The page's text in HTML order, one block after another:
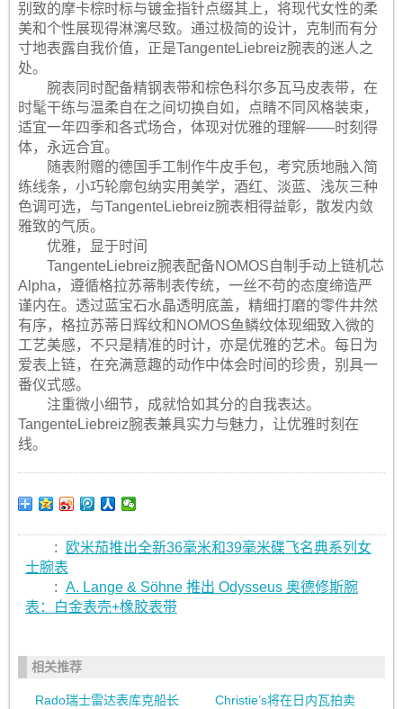
别致的摩卡棕时标与镀金指针点缀其上，将现代女性的柔
美和个性展现得淋漓尽致。通过极简的设计，克制而有分
寸地表露自我价值，正是TangenteLiebreiz腕表的迷人之
处。
腕表同时配备精钢表带和棕色科尔多瓦马皮表带，在
时髦干练与温柔自在之间切换自如，点睛不同风格装束，
适宜一年四季和各式场合，体现对优雅的理解——时刻得
体，永远合宜。
随表附赠的德国手工制作牛皮手包，考究质地融入简
练线条，小巧轮廓包纳实用美学，酒红、淡蓝、浅灰三种
色调可选，与TangenteLiebreiz腕表相得益彰，散发内敛
雅致的气质。
优雅，显于时间
TangenteLiebreiz腕表配备NOMOS自制手动上链机芯
Alpha，遵循格拉苏蒂制表传统，一丝不苟的态度缔造严
谨内在。透过蓝宝石水晶透明底盖，精细打磨的零件井然
有序，格拉苏蒂日辉纹和NOMOS鱼鳞纹体现细致入微的
工艺美感，不只是精准的时计，亦是优雅的艺术。每日为
爱表上链，在充满意趣的动作中体会时间的珍贵，别具一
番仪式感。
注重微小细节，成就恰如其分的自我表达。
TangenteLiebreiz腕表兼具实力与魅力，让优雅时刻在
线。
:
欧米茄推出全新36毫米和39毫米碟飞名典系列女
士腕表
: A. Lange & Söhne 推出 Odysseus 奥德修斯腕
表：白金表壳+橡胶表带
相关推荐
Rado瑞士雷达表库克船长
Christie’s将在日内瓦拍卖